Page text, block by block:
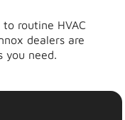
routine HVAC
dealers are
you need.